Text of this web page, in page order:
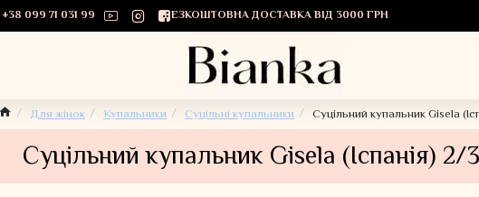
+38 099 71 031 99 БЕЗКОШТОВНА ДОСТАВКА ВІД 3000 ГРН
Для жінок Купальники Суцільні купальники Суцільний купальник Gisela
Суцільний купальник Gisela (Іспанія) 2/